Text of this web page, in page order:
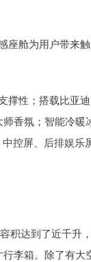
座舱为用户带来
撑性；搭载比亚
师香氛；智能冷
控屏、后排娱乐
积达到了近千升
李箱。除了有